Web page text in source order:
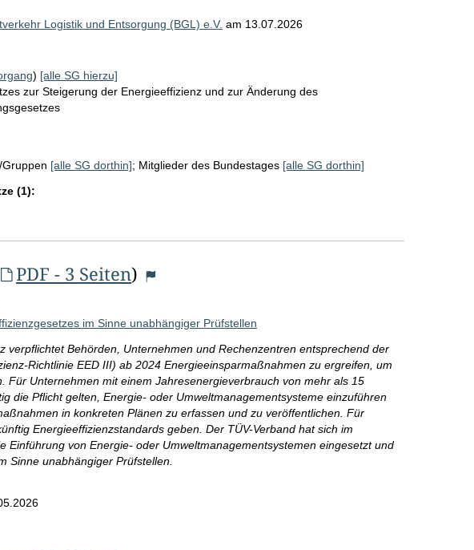
und Adressatenkreise
Logistik und Entsorgung (BGL) e.V. am 13.07.2026
) [alle SG hierzu]
zur Steigerung der Energieeffizienz und zur Änderung des
[alle SG dorthin]; Mitglieder des Bundestages [alle SG dorthin]
(1):
PDF - 3 Seiten)
im Sinne unabhängiger Prüfstellen
verpflichtet Behörden, Unternehmen und Rechenzentren entsprechend der
Richtlinie EED III) ab 2024 Energieeinsparmaßnahmen zu ergreifen, um
Für Unternehmen mit einem Jahresenergieverbrauch von mehr als 15
die Pflicht gelten, Energie- oder Umweltmanagementsysteme einzuführen
in konkreten Plänen zu erfassen und zu veröffentlichen. Für
Energieeffizienzstandards geben. Der TÜV-Verband hat sich im
Einführung von Energie- oder Umweltmanagementsystemen eingesetzt und
Sinne unabhängiger Prüfstellen.